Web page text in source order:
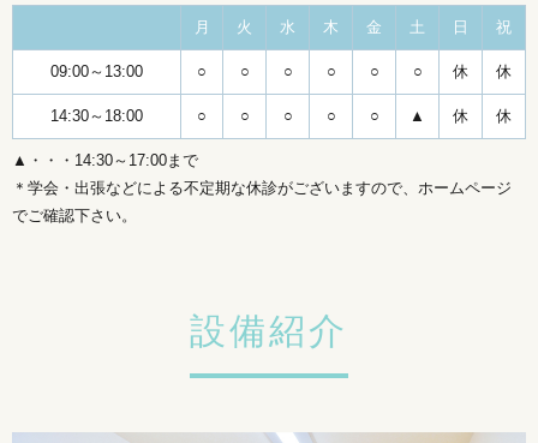
月 火 水 木 金 土 日 祝
09:00～13:00 ○ ○ ○ ○ ○ ○ 休 休
14:30～18:00 ○ ○ ○ ○ ○ ▲ 休 休
▲・・・14:30～17:00まで
＊学会・出張などによる不定期な休診がございますので、ホームページ
でご確認下さい。
設備紹介